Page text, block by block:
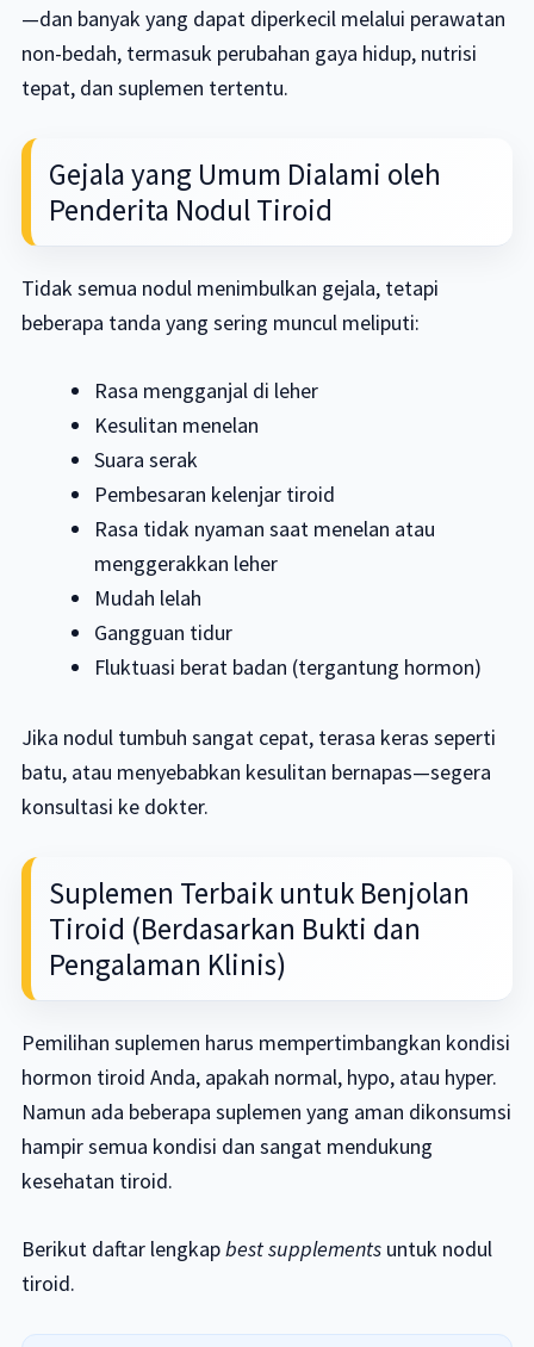
—dan banyak yang dapat diperkecil melalui perawatan
non-bedah, termasuk perubahan gaya hidup, nutrisi
tepat, dan suplemen tertentu.
Gejala yang Umum Dialami oleh
Penderita Nodul Tiroid
Tidak semua nodul menimbulkan gejala, tetapi
beberapa tanda yang sering muncul meliputi:
Rasa mengganjal di leher
Kesulitan menelan
Suara serak
Pembesaran kelenjar tiroid
Rasa tidak nyaman saat menelan atau
menggerakkan leher
Mudah lelah
Gangguan tidur
Fluktuasi berat badan (tergantung hormon)
Jika nodul tumbuh sangat cepat, terasa keras seperti
batu, atau menyebabkan kesulitan bernapas—segera
konsultasi ke dokter.
Suplemen Terbaik untuk Benjolan
Tiroid (Berdasarkan Bukti dan
Pengalaman Klinis)
Pemilihan suplemen harus mempertimbangkan kondisi
hormon tiroid Anda, apakah normal, hypo, atau hyper.
Namun ada beberapa suplemen yang aman dikonsumsi
hampir semua kondisi dan sangat mendukung
kesehatan tiroid.
Berikut daftar lengkapbest supplementsuntuk nodul
tiroid.